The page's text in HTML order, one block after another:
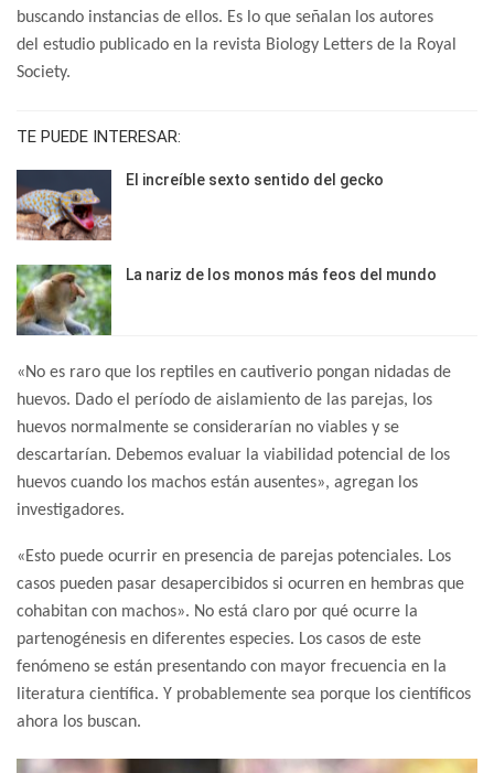
buscando instancias de ellos. Es lo que señalan los autores
del estudio publicado en la revista Biology Letters de la Royal
Society.
TE PUEDE INTERESAR:
El increíble sexto sentido del gecko
La nariz de los monos más feos del mundo
«No es raro que los reptiles en cautiverio pongan nidadas de
huevos. Dado el período de aislamiento de las parejas, los
huevos normalmente se considerarían no viables y se
descartarían. Debemos evaluar la viabilidad potencial de los
huevos cuando los machos están ausentes», agregan los
investigadores.
«Esto puede ocurrir en presencia de parejas potenciales. Los
casos pueden pasar desapercibidos si ocurren en hembras que
cohabitan con machos». No está claro por qué ocurre la
partenogénesis en diferentes especies. Los casos de este
fenómeno se están presentando con mayor frecuencia en la
literatura científica. Y probablemente sea porque los científicos
ahora los buscan.